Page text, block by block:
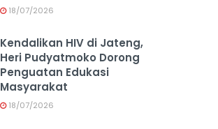
18/07/2026
Kendalikan HIV di Jateng,
Heri Pudyatmoko Dorong
Penguatan Edukasi
Masyarakat
18/07/2026